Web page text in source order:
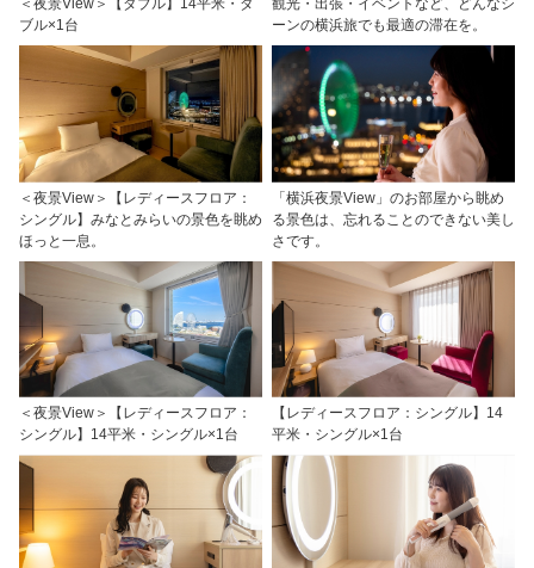
ブル×1台
ーンの横浜旅でも最適の滞在を。
＜夜景View＞【レディースフロア：
シングル】みなとみらいの景色を眺め
ほっと一息。
「横浜夜景View」のお部屋から眺め
る景色は、忘れることのできない美し
さです。
＜夜景View＞【レディースフロア：
シングル】14平米・シングル×1台
【レディースフロア：シングル】14
平米・シングル×1台